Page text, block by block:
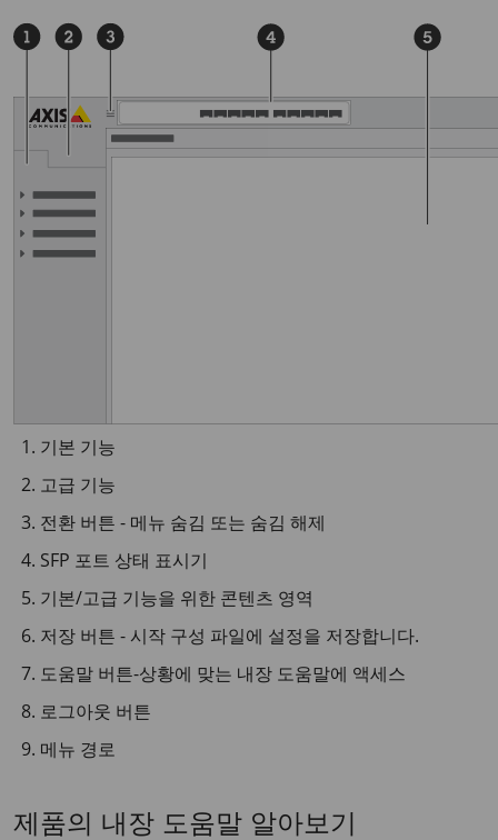
기본 기능
고급 기능
전환 버튼 - 메뉴 숨김 또는 숨김 해제
SFP 포트 상태 표시기
기본/고급 기능을 위한 콘텐츠 영역
저장 버튼 - 시작 구성 파일에 설정을 저장합니다.
도움말 버튼-상황에 맞는 내장 도움말에 액세스
로그아웃 버튼
메뉴 경로
제품의 내장 도움말 알아보기